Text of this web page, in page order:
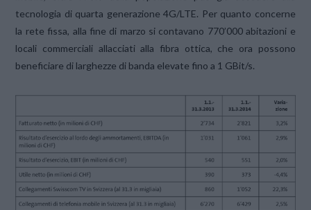
tecnologia di quarta generazione 4G/LTE. Per quanto concerne
la rete fissa, alla fine di marzo si contavano 770’000 abitazioni e
locali commerciali allacciati alla fibra ottica, che ora possono
beneficiare di larghezze di banda elevate fino a 1 GBit/s.